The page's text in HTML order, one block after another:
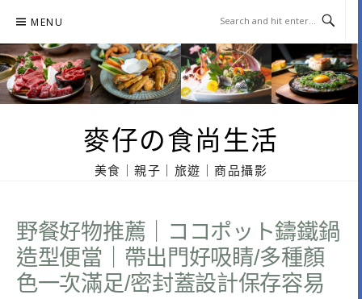
content
MENU
麥仔の食尚生活
美食｜親子｜旅遊｜商品攝影
野餐好物推薦｜ココポット鑄鐵鍋
造型便當｜帶出門好吸睛/多種顏
色一次滿足/密封蓋設計保存容易